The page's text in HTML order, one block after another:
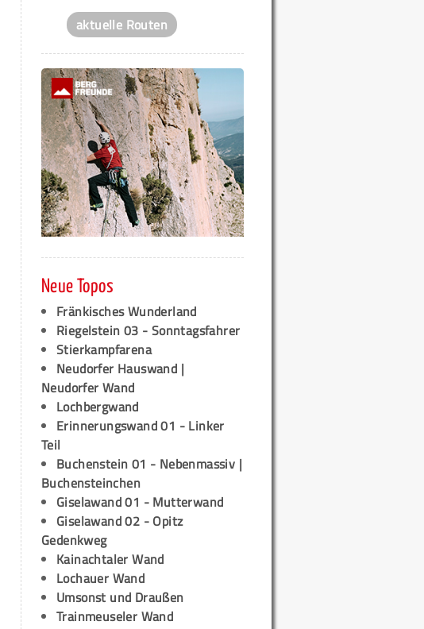
aktuelle Routen
Neue Topos
Fränkisches Wunderland
Riegelstein 03 - Sonntagsfahrer
Stierkampfarena
Neudorfer Hauswand |
Neudorfer Wand
Lochbergwand
Erinnerungswand 01 - Linker
Teil
Buchenstein 01 - Nebenmassiv |
Buchensteinchen
Giselawand 01 - Mutterwand
Giselawand 02 - Opitz
Gedenkweg
Kainachtaler Wand
Lochauer Wand
Umsonst und Draußen
Trainmeuseler Wand